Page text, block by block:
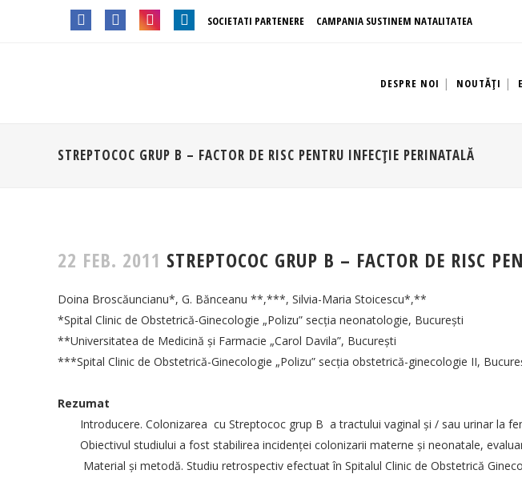
SOCIETATI PARTENERE CAMPANIA SUSTINEM NATALITATEA
DESPRE NOI NOUTĂȚI
STREPTOCOC GRUP B – FACTOR DE RISC PENTRU INFECŢIE PERINATALĂ
22 FEB. 2011 STREPTOCOC GRUP B – FACTOR DE RISC
Doina Broscăuncianu*, G. Bănceanu **,***, Silvia-Maria Stoicescu*,**
*Spital Clinic de Obstetrică-Ginecologie „Polizu” secţia neonatologie, Bucureşti
**Universitatea de Medicină şi Farmacie „Carol Davila”, Bucureşti
***Spital Clinic de Obstetrică-Ginecologie „Polizu” secţia obstetrică-ginecologie II,
Rezumat
Introducere. Colonizarea cu Streptococ grup B a tractului vaginal şi / sau urinar la
Obiectivul studiului a fost stabilirea incidenţei colonizarii materne şi neonatale,
Material şi metodă. Studiu retrospectiv efectuat în Spitalul Clinic de Obstetrică